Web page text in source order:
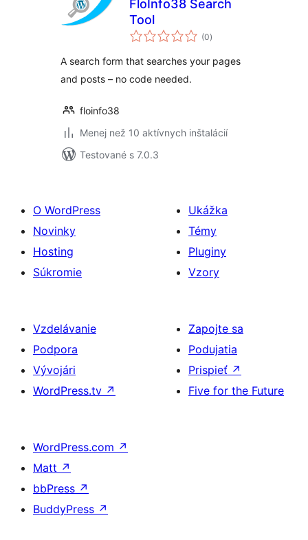
FloInfo38 Search
Tool
(0celkové
hodnotenie
)
A search form that searches your pages
and posts – no code needed.
floinfo38
Menej než 10 aktívnych inštalácií
Testované s 7.0.3
O WordPress
Novinky
Hosting
Súkromie
Ukážka
Témy
Pluginy
Vzory
Vzdelávanie
Podpora
Vývojári
WordPress.tv ↗
Zapojte sa
Podujatia
Prispieť ↗
Five for the Future
WordPress.com ↗
Matt ↗
bbPress ↗
BuddyPress ↗